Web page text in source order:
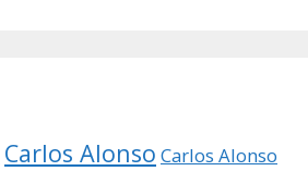
Carlos Alonso Carlos Alonso